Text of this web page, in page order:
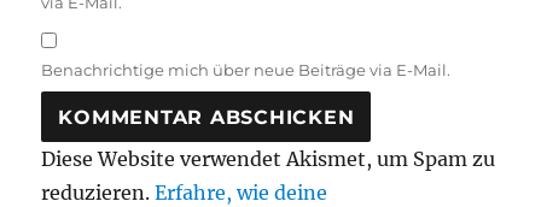
Benachrichtige mich über neue Beiträge via E-Mail.
Diese Website verwendet Akismet, um Spam zu
reduzieren.Erfahre, wie deine